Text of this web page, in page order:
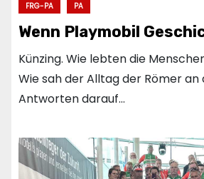
FRG-PA PA
Wenn Playmobil
Künzing. Wie lebten die
Wie sah der Alltag der Römer an
Antworten darauf…